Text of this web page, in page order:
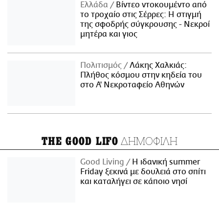
Ελλάδα
Βίντεο ντοκουμέντο από
το τροχαίο στις Σέρρες: Η στιγμή
της σφοδρής σύγκρουσης - Νεκροί
μητέρα και γιος
Πολιτισμός
Λάκης Χαλκιάς:
Πλήθος κόσμου στην κηδεία του
στο Α' Νεκροταφείο Αθηνών
THE GOOD LIFO ΔΗΜΟΦΙΛΗ
Good Living
Η ιδανική summer
Friday ξεκινά με δουλειά στο σπίτι
και καταλήγει σε κάποιο νησί